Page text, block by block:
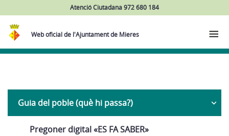
Atenció Ciutadana 972 680 184
Web oficial de l'Ajuntament de Mieres
Navega
Guia del poble (què hi passa?)
Pregoner digital «ES FA SABER»